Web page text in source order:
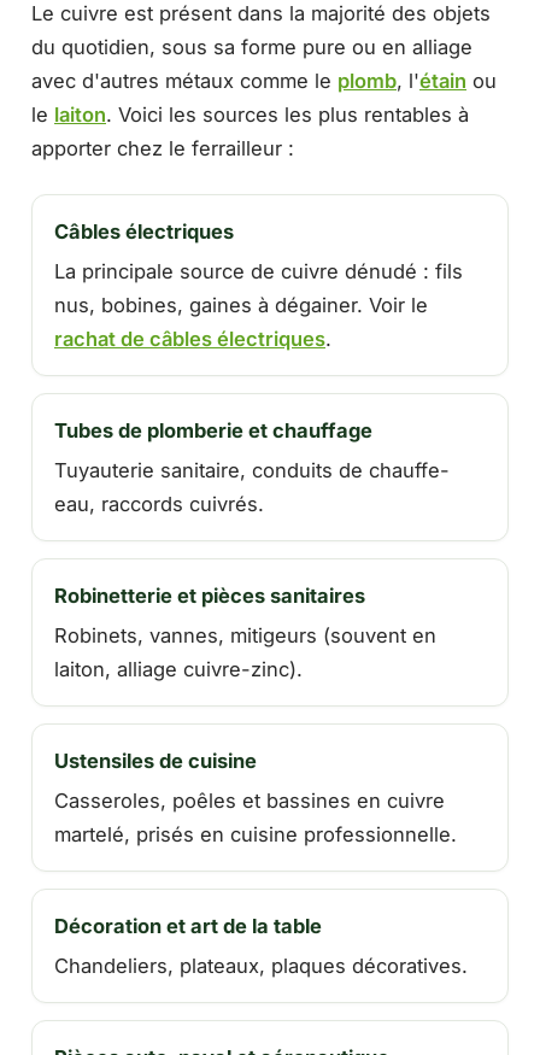
Le cuivre est présent dans la majorité des objets
du quotidien, sous sa forme pure ou en alliage
avec d'autres métaux comme le plomb, l'étain ou
le laiton. Voici les sources les plus rentables à
apporter chez le ferrailleur :
Câbles électriques
La principale source de cuivre dénudé : fils
nus, bobines, gaines à dégainer. Voir le
rachat de câbles électriques.
Tubes de plomberie et chauffage
Tuyauterie sanitaire, conduits de chauffe-
eau, raccords cuivrés.
Robinetterie et pièces sanitaires
Robinets, vannes, mitigeurs (souvent en
laiton, alliage cuivre-zinc).
Ustensiles de cuisine
Casseroles, poêles et bassines en cuivre
martelé, prisés en cuisine professionnelle.
Décoration et art de la table
Chandeliers, plateaux, plaques décoratives.